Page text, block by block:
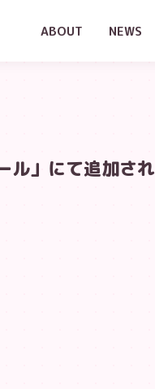
ABOUT NEWS
ル」にて追加され